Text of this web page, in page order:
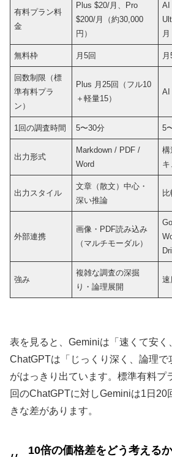
有料プラン料
金
Plus $20/月、Pro
$200/月（約30,000
円）
AI
月
無料枠 月5回 月
回数制限（標
準有料プラ
ン）
Plus 月25回（フル10
＋軽量15）
AI
1回の調査時間 5〜30分 5
出力形式
Markdown / PDF /
Word
構
キ
出力スタイル
文章（散文）中心・
深い推論
外部連携
画像・PDF読み込み
（マルチモーダル）
強み
複雑な調査の深掘
り・論理展開
速
表を見ると、Geminiは「速くて安く
ChatGPTは「じっくり深く、論理で
がはっきり出ています。標準有料プ
回のChatGPTに対しGeminiは1日20
きな差があります。
10倍の価格差をどう考えるか